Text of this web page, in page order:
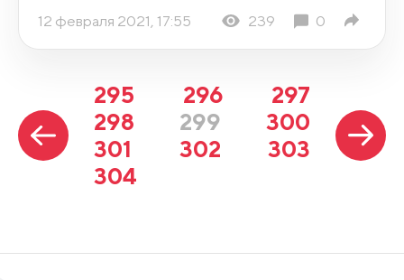
12 февраля 2021, 17:55 239 0
295 296
297
298
299
300
301
302
303
304